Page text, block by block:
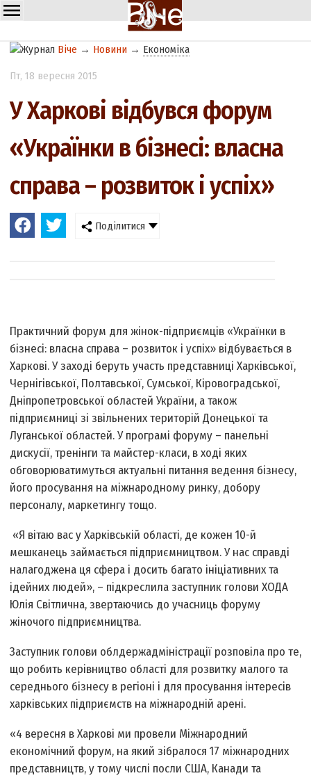
Віче → Новини → Економіка
Пт, 18 вересня 2015
У Харкові відбувся форум
«Українки в бізнесі: власна
справа – розвиток і успіх»
Поділитися
Практичний форум для жінок-підприємців «Українки в
бізнесі: власна справа – розвиток і успіх» відбувається в
Харкові. У заході беруть участь представниці Харківської,
Чернігівської, Полтавської, Сумської, Кіровоградської,
Дніпропетровської областей України, а також
підприємниці зі звільнених територій Донецької та
Луганської областей. У програмі форуму – панельні
дискусії, тренінги та майстер-класи, в ході яких
обговорюватимуться актуальні питання ведення бізнесу,
його просування на міжнародному ринку, добору
персоналу, маркетингу тощо.
«Я вітаю вас у Харківській області, де кожен 10-й
мешканець займається підприємництвом. У нас справді
налагоджена ця сфера і досить багато ініціативних та
ідейних людей», – підкреслила заступник голови ХОДА
Юлія Світлична, звертаючись до учасниць форуму
жіночого підприємництва.
Заступник голови облдержадміністрації розповіла про те,
що робить керівництво області для розвитку малого та
середнього бізнесу в регіоні і для просування інтересів
харківських підприємств на міжнародній арені.
«4 вересня в Харкові ми провели Міжнародний
економічний форум, на який зібралося 17 міжнародних
представництв, у тому числі посли США, Канади та